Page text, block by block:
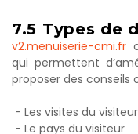
7.5 Types de
v2.menuiserie-cmi.fr
qui permettent
proposer des conseils
- Les visites du visiteur
- Le pays du visiteur